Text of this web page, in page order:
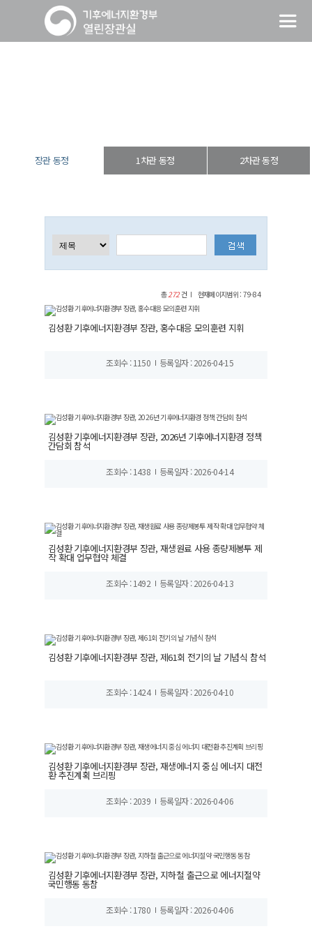
장관 동정 1차관 동정 2차관 동정
총272건 현재페이지범위 : 79-84
김성환 기후에너지환경부 장관, 홍수대응 모의훈련 지휘
조회수 : 1150 등록일자 : 2026-04-15
김성환 기후에너지환경부 장관, 2026년 기후에너지환경 정책
간담회 참석
조회수 : 1438 등록일자 : 2026-04-14
김성환 기후에너지환경부 장관, 재생원료 사용 종량제봉투 제
작 확대 업무협약 체결
조회수 : 1492 등록일자 : 2026-04-13
김성환 기후에너지환경부 장관, 제61회 전기의 날 기념식 참석
조회수 : 1424 등록일자 : 2026-04-10
김성환 기후에너지환경부 장관, 재생에너지 중심 에너지 대전
환 추진계획 브리핑
조회수 : 2039 등록일자 : 2026-04-06
김성환 기후에너지환경부 장관, 지하철 출근으로 에너지절약
국민행동 동참
조회수 : 1780 등록일자 : 2026-04-06